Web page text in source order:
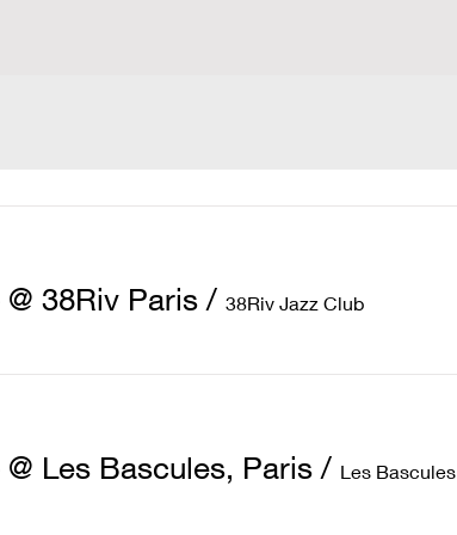
38Riv Paris / 38Riv Jazz Club
Les Bascules, Paris / Les Bascules